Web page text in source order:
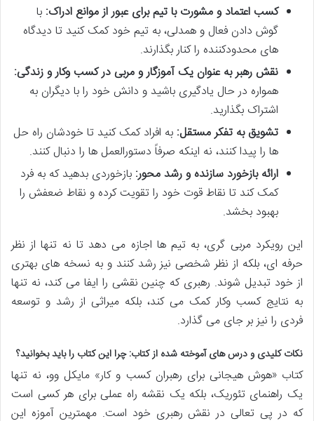
کسب اعتماد و مشورت با تیم برای عبور از موانع ادراک: با
گوش دادن فعال و همدلی، به تیم خود کمک کنید تا دیدگاه
های محدودکننده را کنار بگذارند.
نقش رهبر به عنوان یک آموزگار و مربی در کسب وکار و زندگی:
همواره در حال یادگیری باشید و دانش خود را با دیگران به
اشتراک بگذارید.
تشویق به تفکر مستقل: به افراد کمک کنید تا خودشان راه حل
ها را پیدا کنند، نه اینکه صرفاً دستورالعمل ها را دنبال کنند.
ارائه بازخورد سازنده و رشد محور: بازخوردی بدهید که به فرد
کمک کند تا نقاط قوت خود را تقویت کرده و نقاط ضعفش را
بهبود بخشد.
این رویکرد مربی گری، به تیم ها اجازه می دهد تا نه تنها از نظر
حرفه ای، بلکه از نظر شخصی نیز رشد کنند و به نسخه های بهتری
از خود تبدیل شوند. رهبری که چنین نقشی را ایفا می کند، نه تنها
به نتایج کسب وکار کمک می کند، بلکه میراثی از رشد و توسعه
فردی را نیز بر جای می گذارد.
نکات کلیدی و درس های آموخته شده از کتاب: چرا این کتاب را باید بخوانید؟
کتاب «هوش هیجانی برای رهبران کسب و کار» مایکل وو، نه تنها
یک راهنمای تئوریک، بلکه یک نقشه راه عملی برای هر کسی است
که در پی تعالی در نقش رهبری خود است. مهمترین آموزه این